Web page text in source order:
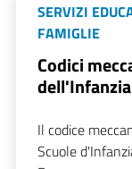
SERVIZI
FAMIGLIE
Codici
Il codice
Scuole